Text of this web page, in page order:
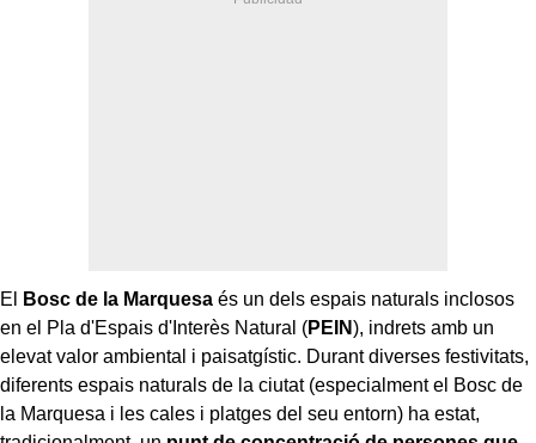
El Bosc de la Marquesa és un dels espais naturals inclosos
en el Pla d'Espais d'Interès Natural (PEIN), indrets amb un
elevat valor ambiental i paisatgístic. Durant diverses festivitats,
diferents espais naturals de la ciutat (especialment el Bosc de
la Marquesa i les cales i platges del seu entorn) ha estat,